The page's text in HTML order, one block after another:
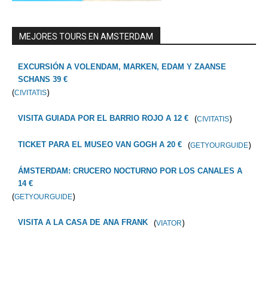
MEJORES TOURS EN AMSTERDAM
EXCURSIÓN A VOLENDAM, MARKEN, EDAM Y ZAANSE
SCHANS 39 €
(CIVITATIS)
VISITA GUIADA POR EL BARRIO ROJO A 12 € (CIVITATIS)
TICKET PARA EL MUSEO VAN GOGH A 20 € (GETYOURGUIDE)
ÁMSTERDAM: CRUCERO NOCTURNO POR LOS CANALES A
14 €
(GETYOURGUIDE)
VISITA A LA CASA DE ANA FRANK (VIATOR)